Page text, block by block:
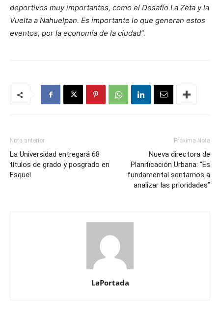
deportivos muy importantes, como el Desafío La Zeta y la
Vuelta a Nahuelpan. Es importante lo que generan estos
eventos, por la economía de la ciudad”.
Nota anterior
La Universidad entregará 68
títulos de grado y posgrado en
Esquel
Próxima Nota
Nueva directora de
Planificación Urbana: “Es
fundamental sentarnos a
analizar las prioridades”
LaPortada